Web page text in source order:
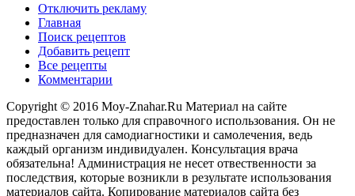
Отключить рекламу
Главная
Поиск рецептов
Добавить рецепт
Все рецепты
Комментарии
Copyright © 2016 Moy-Znahar.Ru Материал на сайте
предоставлен только для справочного использования. Он не
предназначен для самодиагностики и самолечения, ведь
каждый организм индивидуален. Консультация врача
обязательна! Администрация не несет отвественности за
последствия, которые возникли в результате использования
материалов сайта. Копирование материалов сайта без